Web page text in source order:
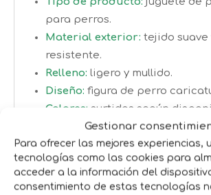
Gestionar
Para ofrecer las mejores experiencias,
tecnologías como las cookies para
acceder a la información del
consentimiento de estas tecnologías
para perros.
Material exterior: tejido suave
resistente.
Relleno: ligero y mullido.
Diseño: figura de perro
Colores: surtidos según
Textura:suave y agradable
mordida.
Uso:juego, compañía y
Apto para:
cachorros y perros